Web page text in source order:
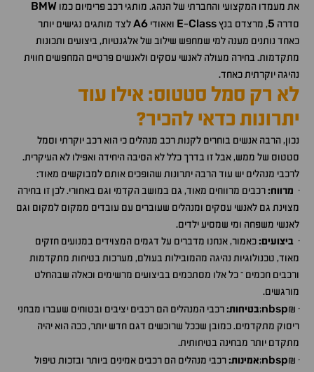
את מעמדו המקצועי והחברתי של הנהג. מותגי רכב פרימיום כמו BMW
סדרה 5, מרצדס בנץ E-Class ואאודי A6לצד מותגים נגישים יותר
כאחד נותנים מענה למי שמחפש שילוב של אלגנטיות, ביצועים ותכונות
מתקדמות. בחירה מעולה לאנשי עסקים ולאנשים פרטיים המחפשים חווית
נהיגה יוקרתית כאחד.
לא רק סמל סטטוס: אילו עוד
יתרונות כדאי להכיר?
נכון, הרבה אנשים בוחרים לקנות רכב מנהלים כי הוא רכב יוקרתי וסמל
סטטוס של ממש, אבל זו בדרך כלל לא הסיבה היחידה ואפילו לא העיקרית.
לרכבי מנהלים יש עוד הרבה יתרונות שהופכים אותם למבוקשים מאוד:
· מרווח:רכבים מרווחים מאוד, גם במושב הקדמי וגם באחורי. לכן זו בחירה
מצוינת גם לאנשי עסקים ומנהלים שעוברים עם עובדים ממקום למקום וגם
לאנשי משפחה ומי שמסיע ילדים.
· ביצועים:כאמור, אנחנו מדברים על דגמים המצוידים במנועים חזקים
מאוד, טכנולוגיות נהיגה מהמובילות בעולם, מערכות בטיחות מתקדמות
ורכבים חכמים – כל אלו מסתכמים בביצועים מרשימים וכאלה שבהחלט
מורגשים.
·&
nbsp
;בטיחות:רכבי המנהלים הם רכבים יציבים ובטוחים שעברו מבחני
ריסוק מתקדמים. כמובן שככל שרוכשים דגם חדש יותר, ככה הוא יהיה
מתקדם יותר מבחינה בטיחותית.
·&
nbsp
;אמינות:רכבי מנהלים הם רכבים אמינים ביותר ובזכות טיפול